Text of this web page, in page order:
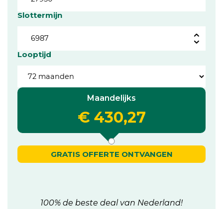
Slottermijn
Looptijd
Maandelijks
€ 430,27
GRATIS OFFERTE ONTVANGEN
100% de beste deal van Nederland!